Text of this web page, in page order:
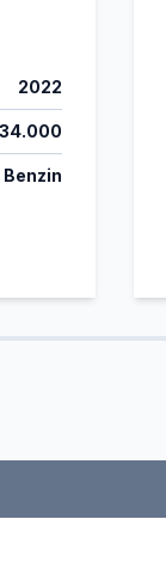
2022
34.000
Benzin